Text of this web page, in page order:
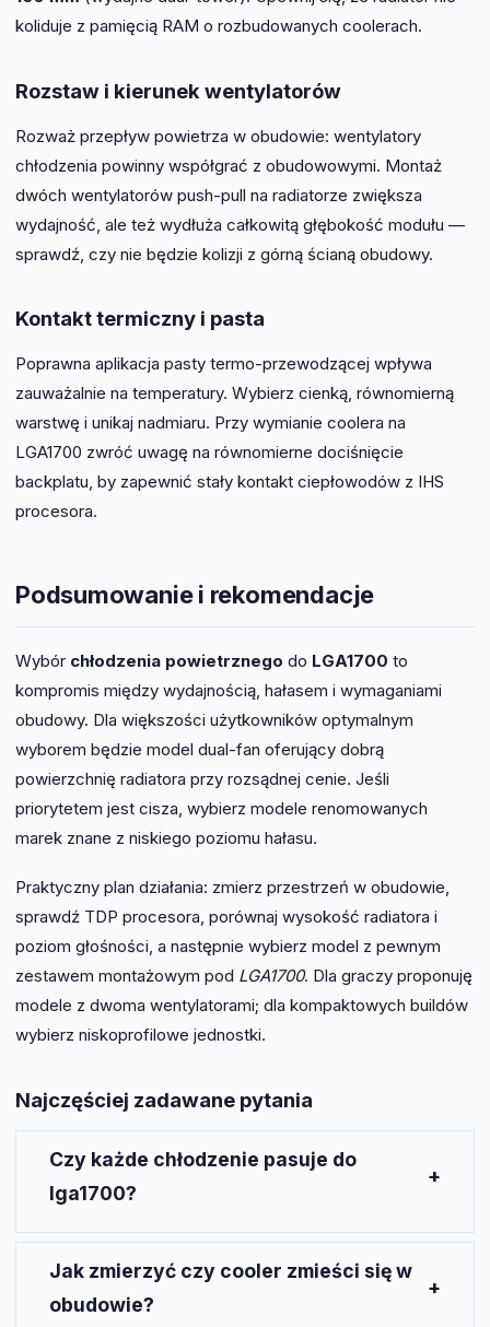
koliduje z pamięcią RAM o rozbudowanych coolerach.
Rozstaw i kierunek wentylatorów
Rozważ przepływ powietrza w obudowie: wentylatory
chłodzenia powinny współgrać z obudowowymi. Montaż
dwóch wentylatorów push-pull na radiatorze zwiększa
wydajność, ale też wydłuża całkowitą głębokość modułu —
sprawdź, czy nie będzie kolizji z górną ścianą obudowy.
Kontakt termiczny i pasta
Poprawna aplikacja pasty termo-przewodzącej wpływa
zauważalnie na temperatury. Wybierz cienką, równomierną
warstwę i unikaj nadmiaru. Przy wymianie coolera na
LGA1700 zwróć uwagę na równomierne dociśnięcie
backplatu, by zapewnić stały kontakt ciepłowodów z IHS
procesora.
Podsumowanie i rekomendacje
Wybór chłodzenia powietrznego do LGA1700 to
kompromis między wydajnością, hałasem i wymaganiami
obudowy. Dla większości użytkowników optymalnym
wyborem będzie model dual-fan oferujący dobrą
powierzchnię radiatora przy rozsądnej cenie. Jeśli
priorytetem jest cisza, wybierz modele renomowanych
marek znane z niskiego poziomu hałasu.
Praktyczny plan działania: zmierz przestrzeń w obudowie,
sprawdź TDP procesora, porównaj wysokość radiatora i
poziom głośności, a następnie wybierz model z pewnym
zestawem montażowym pod LGA1700. Dla graczy proponuję
modele z dwoma wentylatorami; dla kompaktowych buildów
wybierz niskoprofilowe jednostki.
Najczęściej zadawane pytania
Czy każde chłodzenie pasuje do
lga1700?
wsparciem montażu dlaLGA1700lub sprawdź
producenta.
Jak zmierzyć czy cooler zmieści się w
obudowie?